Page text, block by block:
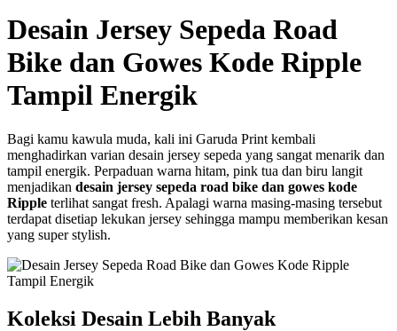
Desain Jersey Sepeda Road
Bike dan Gowes Kode Ripple
Tampil Energik
Bagi kamu kawula muda, kali ini Garuda Print kembali
menghadirkan varian desain jersey sepeda yang sangat menarik dan
tampil energik. Perpaduan warna hitam, pink tua dan biru langit
menjadikan desain jersey sepeda road bike dan gowes kode
Ripple terlihat sangat fresh. Apalagi warna masing-masing tersebut
terdapat disetiap lekukan jersey sehingga mampu memberikan kesan
yang super stylish.
Koleksi Desain Lebih Banyak